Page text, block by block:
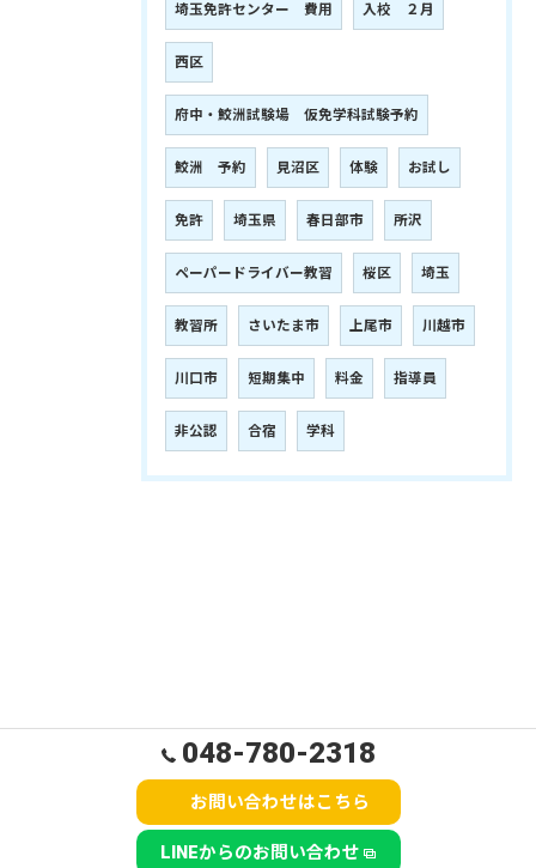
埼玉免許センター 費用 入校 ２月
西区
府中・鮫洲試験場 仮免学科試験予約
鮫洲 予約 見沼区 体験 お試し
免許 埼玉県 春日部市 所沢
ペーパードライバー教習 桜区 埼玉
教習所 さいたま市 上尾市 川越市
川口市 短期集中 料金 指導員
非公認 合宿 学科
048-780-2318
お問い合わせはこちら
LINEからのお問い合わせ